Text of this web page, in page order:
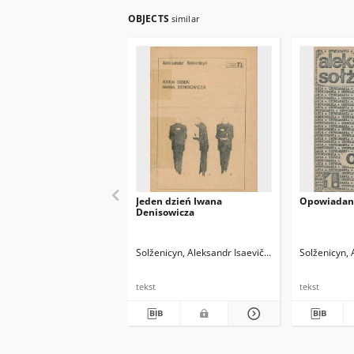
OBJECTS similar
Jeden dzień Iwana
Denisowicza
Solženicyn, Aleksandr Isaevič (1918-2008)
tekst
Solženicyn,
tekst